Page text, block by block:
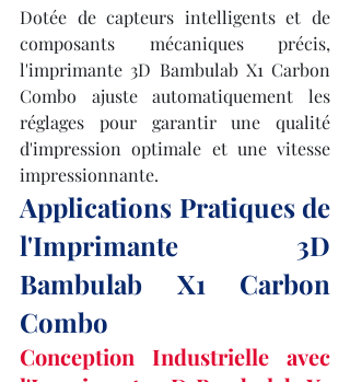
Dotée de capteurs intelligents et de
composants mécaniques précis,
l'imprimante 3D Bambulab X1 Carbon
Combo ajuste automatiquement les
réglages pour garantir une qualité
d'impression optimale et une vitesse
impressionnante.
Applications Pratiques de
l'Imprimante 3D
Bambulab X1 Carbon
Combo
Conception Industrielle avec